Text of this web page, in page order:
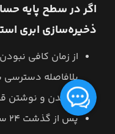
اگر در سطح پایه
ذخیره‌سازی ابری
از زمان کافی
بلافاصله دسترسی
خواندن و نوشتن